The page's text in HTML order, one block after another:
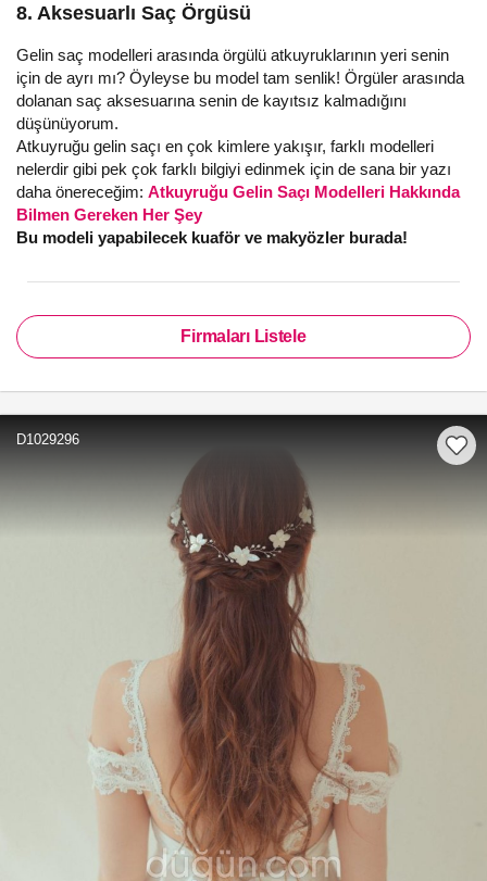
8. Aksesuarlı Saç Örgüsü
Gelin saç modelleri arasında örgülü atkuyruklarının yeri senin
için de ayrı mı? Öyleyse bu model tam senlik! Örgüler arasında
dolanan saç aksesuarına senin de kayıtsız kalmadığını
düşünüyorum.
Atkuyruğu gelin saçı en çok kimlere yakışır, farklı modelleri
nelerdir gibi pek çok farklı bilgiyi edinmek için de sana bir yazı
daha önereceğim: Atkuyruğu Gelin Saçı Modelleri Hakkında
Bilmen Gereken Her Şey
Bu modeli yapabilecek kuaför ve makyözler burada!
Firmaları Listele
D1029296